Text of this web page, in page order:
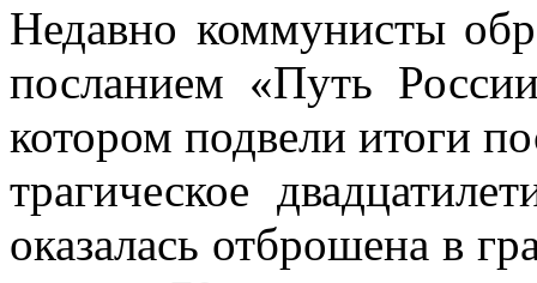
Недавно коммунисты
посланием «Путь
котором подвели итоги
трагическое
оказалась отброшена в